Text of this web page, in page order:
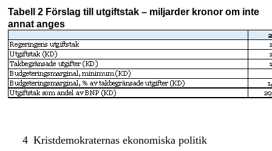
Tabell 2 Förslag till utgiftstak – miljarder kronor om inte
annat anges
4 Kristdemokraternas ekonomiska politik